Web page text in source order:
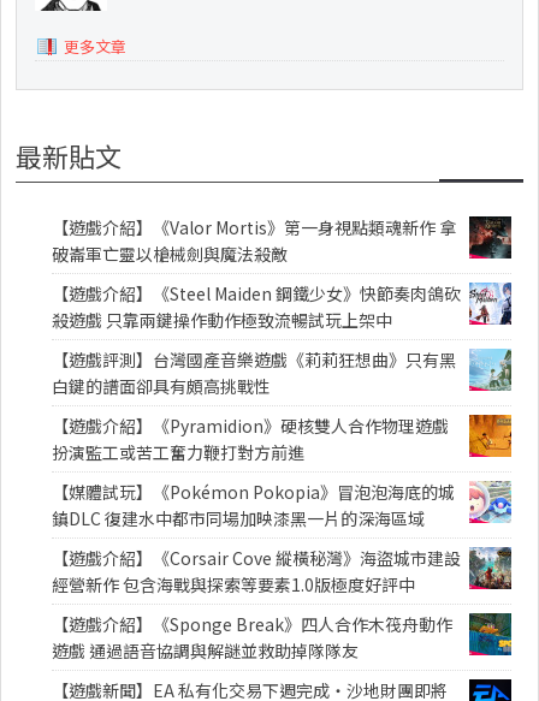
更多文章
最新貼文
【遊戲介紹】《Valor Mortis》第一身視點類魂新作 拿
破崙軍亡靈以槍械劍與魔法殺敵
【遊戲介紹】《Steel Maiden 鋼鐵少女》快節奏肉鴿砍
殺遊戲 只靠兩鍵操作動作極致流暢試玩上架中
【遊戲評測】台灣國產音樂遊戲《莉莉狂想曲》只有黑
白鍵的譜面卻具有頗高挑戰性
【遊戲介紹】《Pyramidion》硬核雙人合作物理遊戲
扮演監工或苦工奮力鞭打對方前進
【媒體試玩】《Pokémon Pokopia》冒泡泡海底的城
鎮DLC 復建水中都市同場加映漆黑一片的深海區域
【遊戲介紹】《Corsair Cove 縱橫秘灣》海盜城市建設
經營新作 包含海戰與探索等要素1.0版極度好評中
【遊戲介紹】《Sponge Break》四人合作木筏舟動作
遊戲 通過語音協調與解謎並救助掉隊隊友
【遊戲新聞】EA 私有化交易下週完成・沙地財團即將